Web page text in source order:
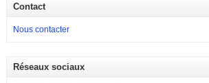
Contact
Nous contacter
Réseaux sociaux